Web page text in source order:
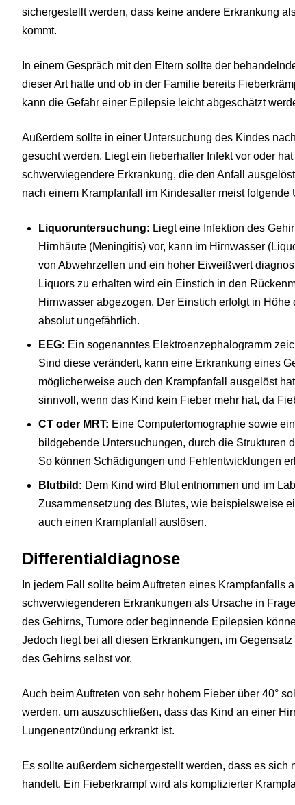
sichergestellt werden, dass keine andere Erkrankung
kommt.
In einem Gespräch mit den Eltern sollte der
dieser Art hatte und ob in der Familie bereits
kann die Gefahr einer Epilepsie leicht abgeschätzt
Außerdem sollte in einer Untersuchung des Kindes
gesucht werden. Liegt ein fieberhafter Infekt vor oder
schwerwiegendere Erkrankung, die den Anfall
nach einem Krampfanfall im Kindesalter meist folgende
Liquoruntersuchung: Liegt eine Infektion des
Hirnhäute (Meningitis) vor, kann im Hirnwasser
von Abwehrzellen und ein hoher Eiweißwert
Liquors zu erhalten wird ein Einstich in den
Hirnwasser abgezogen. Der Einstich erfolgt in
absolut ungefährlich.
EEG: Ein sogenanntes Elektroenzephalogramm
Sind diese verändert, kann eine Erkrankung eines
möglicherweise auch den Krampfanfall ausgelöst
sinnvoll, wenn das Kind kein Fieber mehr hat, da
CT oder MRT: Eine Computertomographie sowie
bildgebende Untersuchungen, durch die Strukturen
So können Schädigungen und Fehlentwicklungen
Blutbild: Dem Kind wird Blut entnommen und im
Zusammensetzung des Blutes, wie beispielsweise
auch einen Krampfanfall auslösen.
Differentialdiagnose
In jedem Fall sollte beim Auftreten eines Krampfanfalls
schwerwiegenderen Erkrankungen als Ursache in
des Gehirns, Tumore oder beginnende Epilepsien
Jedoch liegt bei all diesen Erkrankungen, im
des Gehirns selbst vor.
Auch beim Auftreten von sehr hohem Fieber über 40°
werden, um auszuschließen, dass das Kind an einer
Lungenentzündung erkrankt ist.
Es sollte außerdem sichergestellt werden, dass es
handelt. Ein Fieberkrampf wird als komplizierter